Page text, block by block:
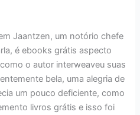
Jaantzen, um notório chefe
é ebooks grátis aspecto
o autor interweaveu suas
bela, uma alegria de
um pouco deficiente, como
livros grátis e isso foi